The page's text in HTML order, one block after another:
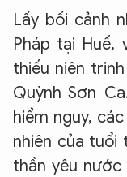
Lấy bối cảnh
Pháp tại Huế,
thiếu niên
Quỳnh Sơn
hiểm nguy,
nhiên của
thần yêu nước